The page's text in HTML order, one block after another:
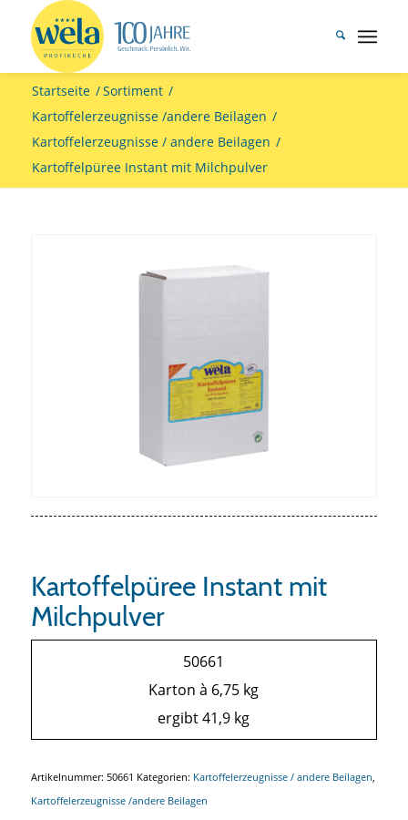
Startseite /Sortiment /
Kartoffelerzeugnisse /andere Beilagen /
Kartoffelerzeugnisse / andere Beilagen /
Kartoffelpüree Instant mit Milchpulver
Kartoffelpüree Instant mit
Milchpulver
50661
Karton à 6,75 kg
ergibt 41,9 kg
Artikelnummer: 50661 Kategorien: Kartoffelerzeugnisse / andere Beilagen
Kartoffelerzeugnisse /andere Beilagen